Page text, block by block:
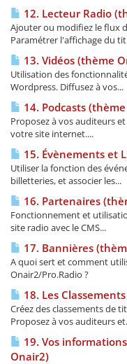
12. Lecteur Radio
Ajouter ou modifiez le flux
Paramétrer l'affichage du
13. Vidéos (thème
Utilisation des
Wordpress. Diffusez à vos...
14. Podcasts
Proposez à vos auditeurs
votre site internet....
15. Évènements et
Utiliser la fonction des
billetteries, et associer les...
16. Partenaires
Fonctionnement et
site radio avec le CMS...
17. Bannières
A quoi sert et comment
Onair2/Pro.Radio ?
18. Les
Créez des classements de
Proposez à vos auditeurs
19. Vos
Onair2)